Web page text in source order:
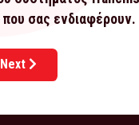
που σας ενδιαφέρουν.
Εντυπωσιάσε το
Next article: Το Χαλάνδρι
Next